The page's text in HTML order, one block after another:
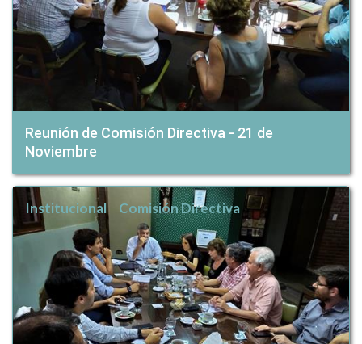
Reunión de Comisión Directiva - 21 de
Noviembre
Institucional Comisión Directiva